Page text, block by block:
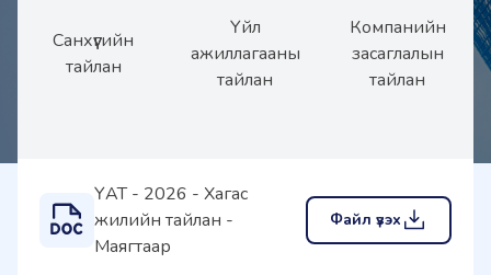
Санхүүгийн
тайлан
Үйл
ажиллагааны
тайлан
Компанийн
засаглалын
тайлан
ҮАТ - 2026 - Хагас
жилийн тайлан -
Маягтаар
Файл үзэх